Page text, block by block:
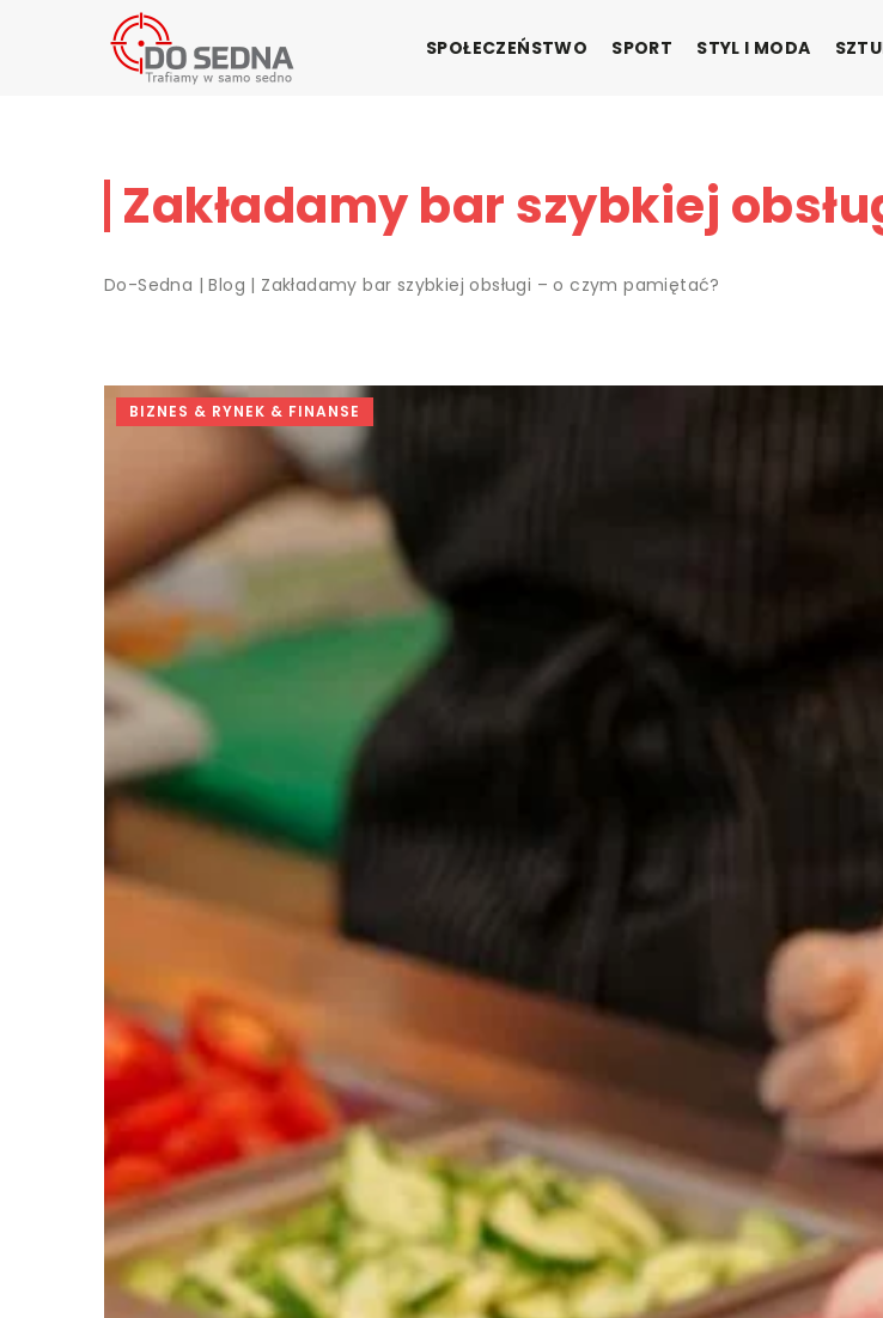
SPOŁECZEŃSTWO SPORT STYL I MODA
Zakładamy bar szybkiej
Do-Sedna |Blog | Zakładamy bar szybkiej obsługi – o czym pamiętać?
BIZNES & RYNEK & FINANSE
BIZNES & RYNEK & FINANSE
16 | 03 | 2021
Szkolenie ISO – co to jest?
Szkolenie ISO, czyli International
Organization for Standarization ma na
celu przede wszystkim zapoznać jego
uczestników z wymaganiami, które mają
Zalety
Cegła
wersjach.
świetny
wnętrz, jak: